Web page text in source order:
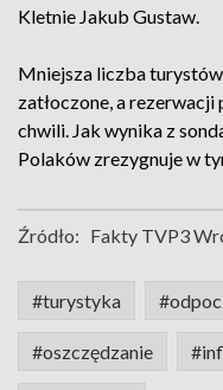
Kletnie Jakub Gustaw.
Mniejsza liczba turystów
zatłoczone, a
chwili. Jak wynika z
Polaków zrezygnuje w
Źródło: Fakty TVP3
#turystyka
#oszczędzanie